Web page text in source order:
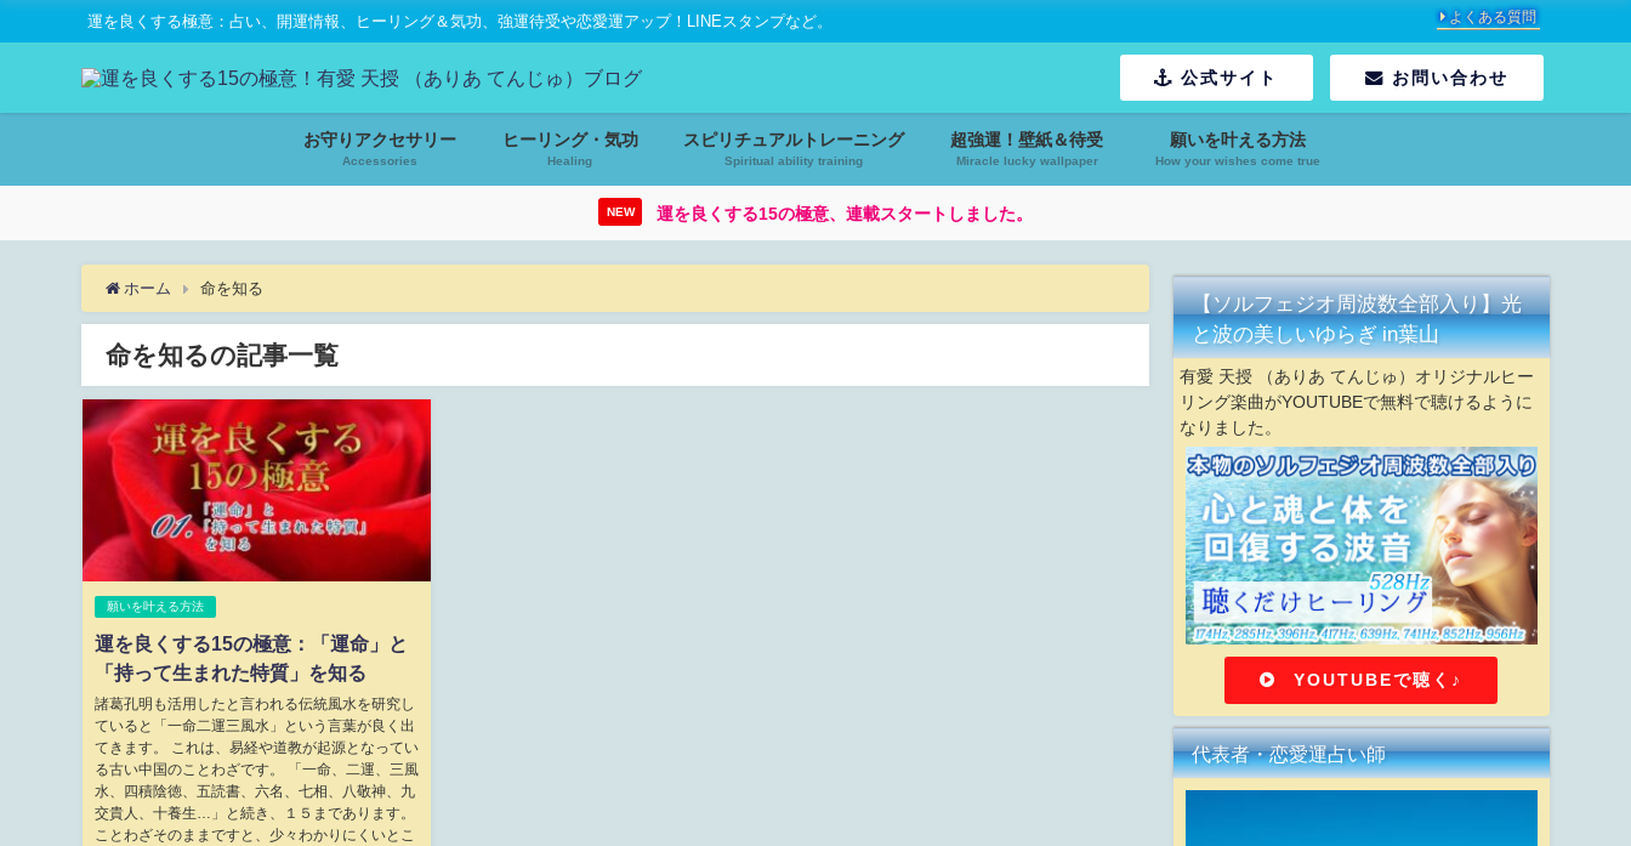
運を良くする極意：占い、開運情報、ヒーリング＆気功、強運待受や恋愛運アップ！LINEスタンプなど。 よくある質問
公式サイト お問い合わせ
お守りアクセサリー
Accessories
ヒーリング・気功
Healing
スピリチュアルトレーニング
Spiritual ability training
超強運！壁紙＆待受
Miracle lucky wallpaper
願いを叶える方法
How your wishes come true
NEW 運を良くする15の極意、連載スタートしました。
ホーム 命を知る
命を知るの記事一覧
願いを叶える方法
運を良くする15の極意：「運命」と
「持って生まれた特質」を知る
諸葛孔明も活用したと言われる伝統風水を研究し
ていると「一命二運三風水」という言葉が良く出
てきます。 これは、易経や道教が起源となってい
る古い中国のことわざです。 「一命、二運、三風
水、四積陰徳、五読書、六名、七相、八敬神、九
交貴人、十養生…」と続き、１５まであります。
ことわざそのままですと、少々わかりにくいとこ
【ソルフェジオ周波数全部入り】光
と波の美しいゆらぎ in葉山
有愛 天授 （ありあ てんじゅ）オリジナルヒー
リング楽曲がYOUTUBEで無料で聴けるように
なりました。
YOUTUBEで聴く♪
代表者・恋愛運占い師